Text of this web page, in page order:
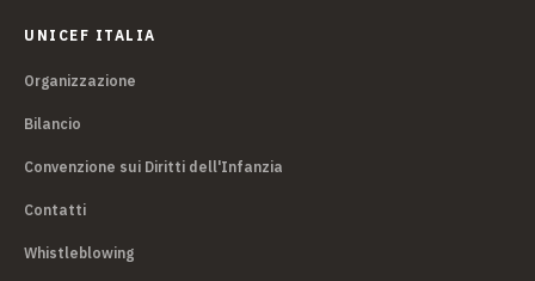
UNICEF ITALIA
Organizzazione
Bilancio
Convenzione sui Diritti dell'Infanzia
Contatti
Whistleblowing